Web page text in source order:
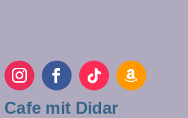
mit Didar